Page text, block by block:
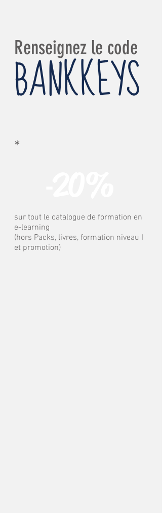
BANKKEYS
Renseignez le code
*
sur tout le catalogue de formation en
e-learning
(hors Packs, livres, formation niveau I
et promotion)